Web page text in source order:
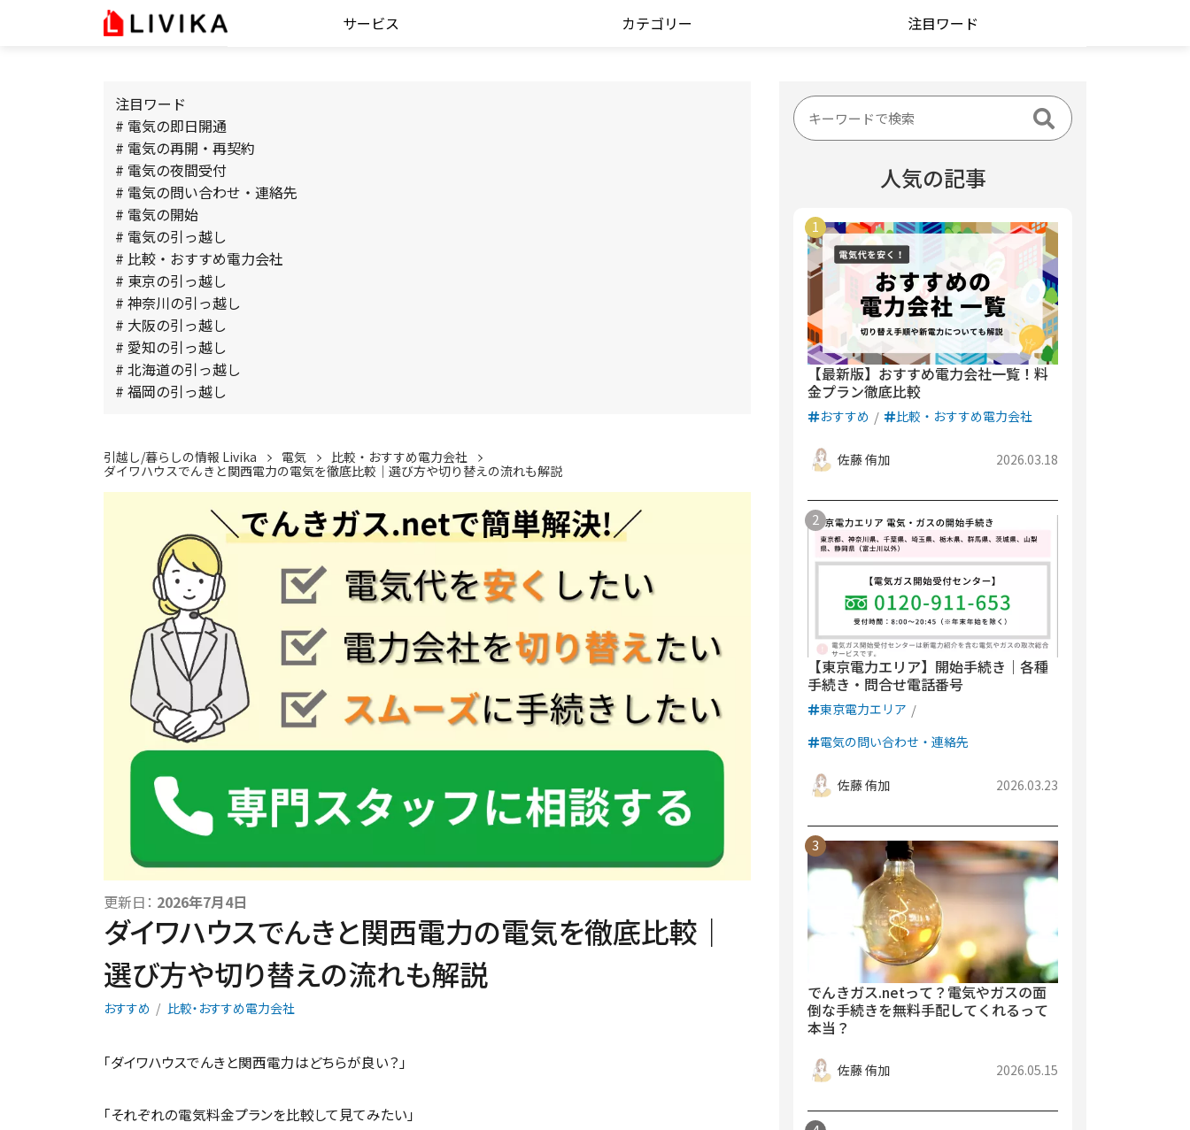
サービス カテゴリー 注目ワード
注目ワード
# 電気の即日開通
# 電気の再開・再契約
# 電気の夜間受付
# 電気の問い合わせ・連絡先
# 電気の開始
# 電気の引っ越し
# 比較・おすすめ電力会社
# 東京の引っ越し
# 神奈川の引っ越し
# 大阪の引っ越し
# 愛知の引っ越し
# 北海道の引っ越し
# 福岡の引っ越し
引越し/暮らしの情報 Livika 電気
比較・おすすめ電力会社
ダイワハウスでんきと関西電力の電気を徹底比較｜選び方や切り替えの流れも解説
更新日： 2026年7月4日
ダイワハウスでんきと関西電力の電気を徹底比較｜
選び方や切り替えの流れも解説
おすすめ 比較・おすすめ電力会社
「ダイワハウスでんきと関西電力はどちらが良い？」
「それぞれの電気料金プランを比較して見てみたい」
人気の記事
【最新版】おすすめ電力会社一覧！料
金プラン徹底比較
おすすめ 比較・おすすめ電力会社
佐藤 侑加 2026.03.18
【東京電力エリア】開始手続き｜各種
手続き・問合せ電話番号
東京電力エリア
電気の問い合わせ・連絡先
佐藤 侑加 2026.03.23
でんきガス.netって？電気やガスの面
倒な手続きを無料手配してくれるって
本当？
佐藤 侑加 2026.05.15